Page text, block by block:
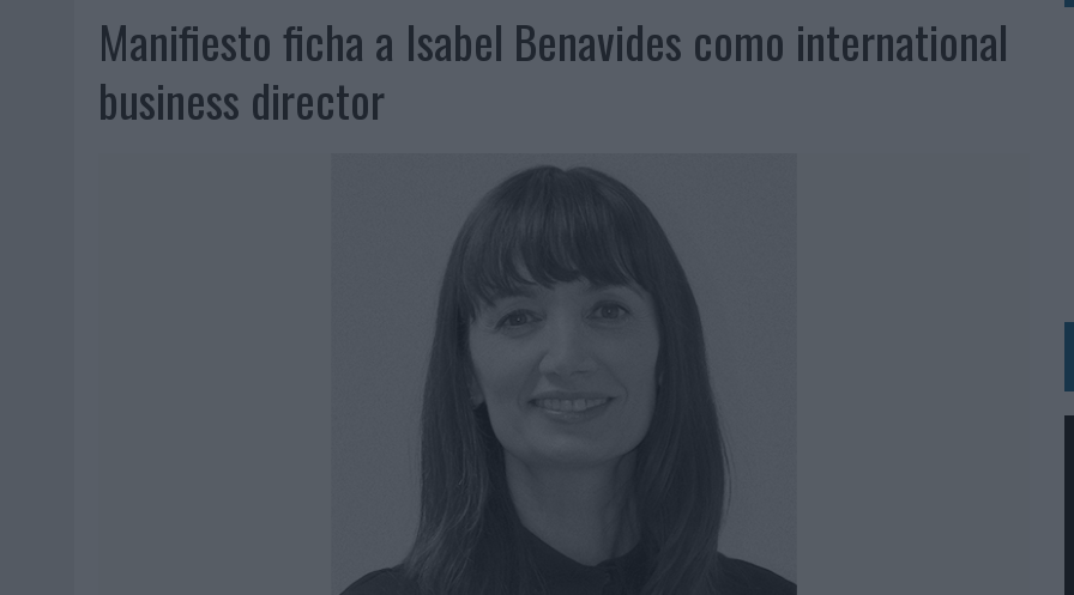
06/08/2026
EL USO DE LA IA GENERATIVA ALCANZA YA AL 62% DE LOS ESPAÑOLES
06/08/2026 | SYSTEM1 NOMBRA A KIMBERLY BASTONI COMO NUEVA DIRECTORA COMERCIAL GLOBAL
06/08/2026 | FRIGO Y UNIQLO LANZAN UNA COLECCIÓN PERSONALIZABLE INSPIRADA EN CORNETTO, CALIPPO Y SOLERO
BEON WORLDWIDE LANZA RAÍZ URBANA PARA TRANSFORMAR EL PATRIMONIO HISTÓRICO EN ACTIVOS CULTURALES Y ECONÓMICOS
FABRA COMUNICACIÓN INCORPORA A CASONÁ Y ASUME LA GESTIÓN DE SUS RELACIONES CON LOS MEDIOS
LOPESAN HOTELS & RESORTS ACERCA EL PARAÍSO CANARIO EN SU ÚLTIMA CAMPAÑA INTERNACIONAL
LUIS ARQUILLOS (BURGO DE ARIAS): “LA CONSTRUCCIÓN DE MARCA A LARGO PLAZO Y LA MEDICIÓN SON DOS CARAS DE LA MISMA
‘EL PARAÍSO MÁS CERCA’, DE 22GRADOS PARA LOPESAN HOTELS & RESORTS
‘LA ÚNICA CERVEZA DEL MUNDO QUE SE DISFRUTA DOS VECES’, DE INUSUALY PARA CERVEZA CAPAZ
CAPAZ, LA CERVEZA QUE CONVIERTE CADA BOTELLA EN UNA OPORTUNIDAD DE INCLUSIÓN
BABARIA Y MAXIBON SON ‘EL MATCH PERFECTO DEL VERANO’
AUDIBLE REIVINDICA EL PODER TRANSFORMADOR DEL AUDIO EN SU NUEVA CAMPAÑA GLOBAL DE MARCA
Manifiesto ficha a Isabel Benavides como international
business director